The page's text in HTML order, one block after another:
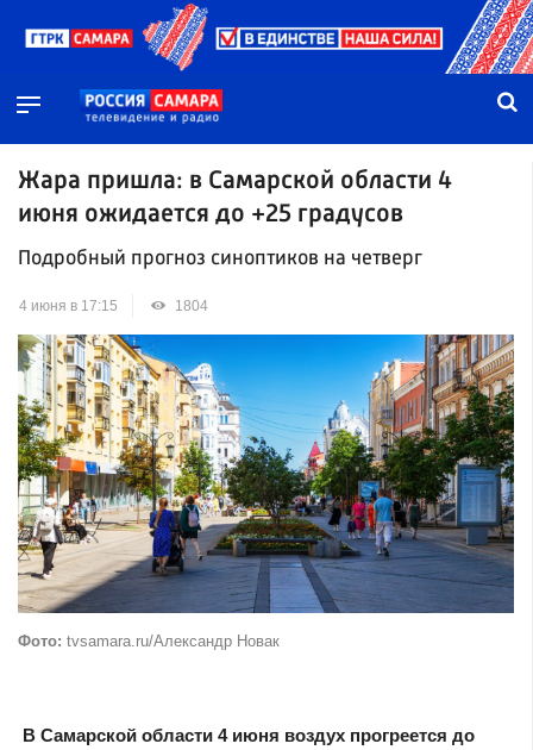
Жара пришла: в Самарской области 4
июня ожидается до +25 градусов
Подробный прогноз синоптиков на четверг
4 июня в 17:15 1804
Фото: tvsamara.ru/Александр Новак
В Самарской области 4 июня воздух прогреется до